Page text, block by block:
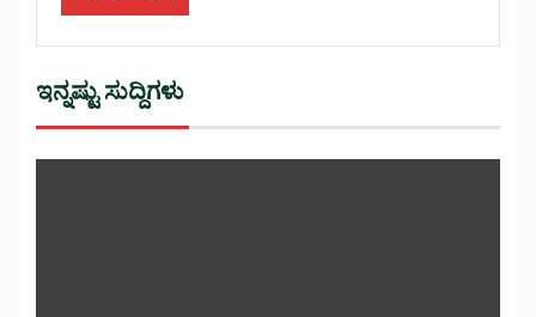
ಇನ್ನಷ್ಟು ಸುದ್ದಿಗಳು